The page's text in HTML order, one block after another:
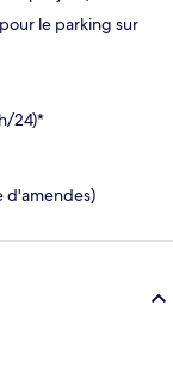
le parking sur
24)*
d'amendes)